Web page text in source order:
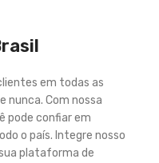
em todas as
nunca. Com nossa
pode confiar em
o país. Integre nosso
plataforma de